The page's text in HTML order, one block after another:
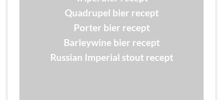
Quadrupel bier recept
Porter bier recept
Barleywine bier recept
Russian Imperial stout recept